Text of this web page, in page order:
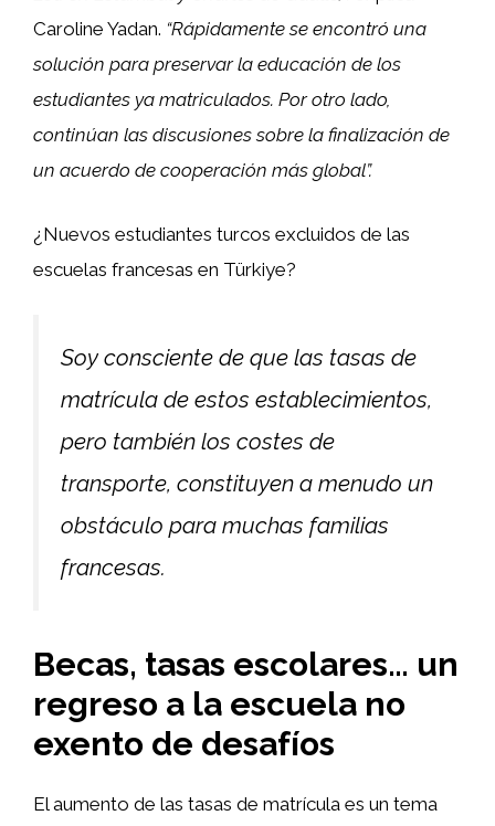
Caroline Yadan. “Rápidamente se encontró una
solución para preservar la educación de los
estudiantes ya matriculados. Por otro lado,
continúan las discusiones sobre la finalización de
un acuerdo de cooperación más global”.
¿Nuevos estudiantes turcos excluidos de las
escuelas francesas en Türkiye?
Soy consciente de que las tasas de
matrícula de estos establecimientos,
pero también los costes de
transporte, constituyen a menudo un
obstáculo para muchas familias
francesas.
Becas, tasas escolares… un
regreso a la escuela no
exento de desafíos
El aumento de las tasas de matrícula es un tema